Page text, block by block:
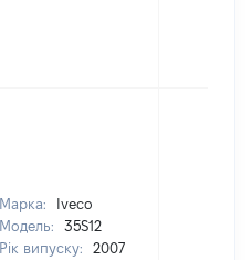
Марка:
Iveco
Модель:
35S12
Рік випуску:
2007